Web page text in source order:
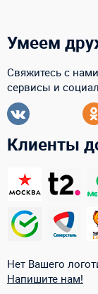
Умеем
Свяжитесь с
сервисы и
Клиенты
Нет Вашего
Напишите нам!